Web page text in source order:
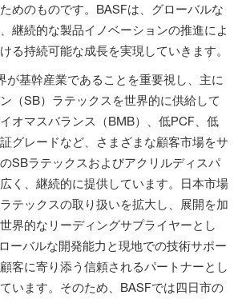
めのものです。BASFは、グローバルな
継続的な製品イノベーションの推進によ
る持続可能な成長を実現していきます。
が基幹産業であることを重要視し、主に
（SB）ラテックスを世界的に供給して
オマスバランス（BMB）、低PCF、低
グレードなど、さまざまな顧客市場をサ
SBラテックスおよびアクリルディスパ
く、継続的に提供しています。日本市場
テックスの取り扱いを拡大し、展開を加
界的なリーディングサプライヤーとし
ーバルな開発能力と現地での技術サポー
客に寄り添う信頼されるパートナーとし
います。そのため、BASFでは四日市の